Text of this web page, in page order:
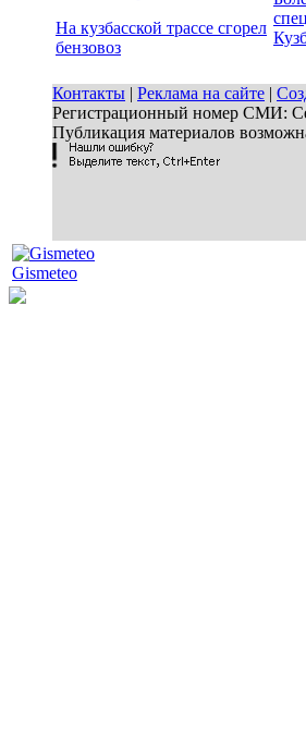
На кузбасской трассе сгорел
бензовоз
Контакты | Реклама на сайте |
Регистрационный номер СМИ:
Публикация материалов
Gismeteo